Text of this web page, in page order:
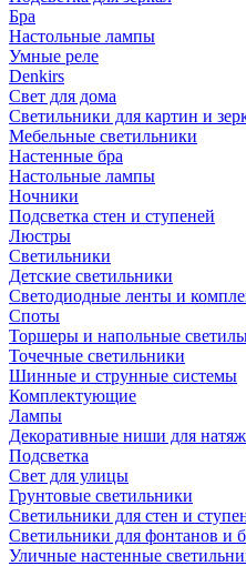
Бра
Настольные лампы
Умные реле
Denkirs
Свет для дома
Светильники для картин и
Мебельные светильники
Настенные бра
Настольные лампы
Ночники
Подсветка стен и ступеней
Люстры
Светильники
Детские светильники
Светодиодные ленты и
Споты
Торшеры и напольные
Точечные светильники
Шинные и струнные системы
Комплектующие
Лампы
Декоративные ниши для
Подсветка
Свет для улицы
Грунтовые светильники
Светильники для стен и
Светильники для фонтанов и
Уличные настенные